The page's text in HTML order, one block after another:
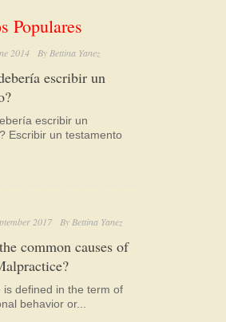
Populares
2014 By Bettina Yanez
escribir un
escribir un
Escribir un testamento
2017 By Bettina Yanez
common causes of
is defined in the term of
behavior or...